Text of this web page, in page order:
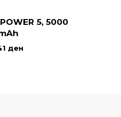
5, 5000
ден